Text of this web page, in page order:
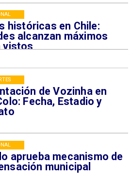
históricas en Chile:
alcanzan máximos
vistos
de Vozinha en
Fecha, Estadio y
aprueba mecanismo de
municipal